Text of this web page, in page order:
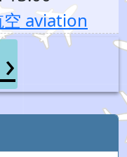
空 aviation